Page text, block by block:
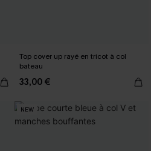
Top cover up rayé en tricot à col
bateau
33,00 €
NEW